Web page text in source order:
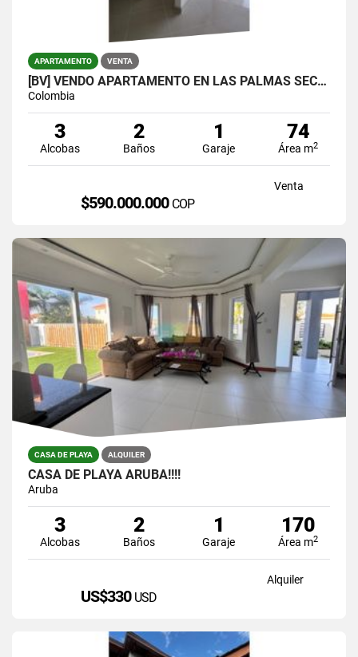
APARTAMENTO VENTA
[BV] VENDO APARTAMENTO EN LAS PALMAS SECTOR LOMA DEL INDIO
Colombia
3
Alcobas
2
Baños
1
Garaje
74
Área m2
Venta
$590.000.000 COP
CASA DE PLAYA ALQUILER
CASA DE PLAYA ARUBA!!!!
Aruba
3
Alcobas
2
Baños
1
Garaje
170
Área m2
Alquiler
US$330 USD